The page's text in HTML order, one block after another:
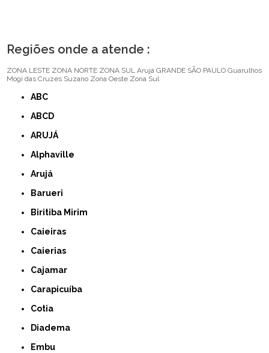
Regiões onde a atende :
ZONA LESTE ZONA NORTE ZONA SUL Arujá GRANDE SÃO PAULO Guarulhos
Mogi das Cruzes Suzano Zona Oeste Zona Sul
ABC
ABCD
ARUJÁ
Alphaville
Arujá
Barueri
Biritiba Mirim
Caieiras
Caierias
Cajamar
Carapicuíba
Cotia
Diadema
Embu